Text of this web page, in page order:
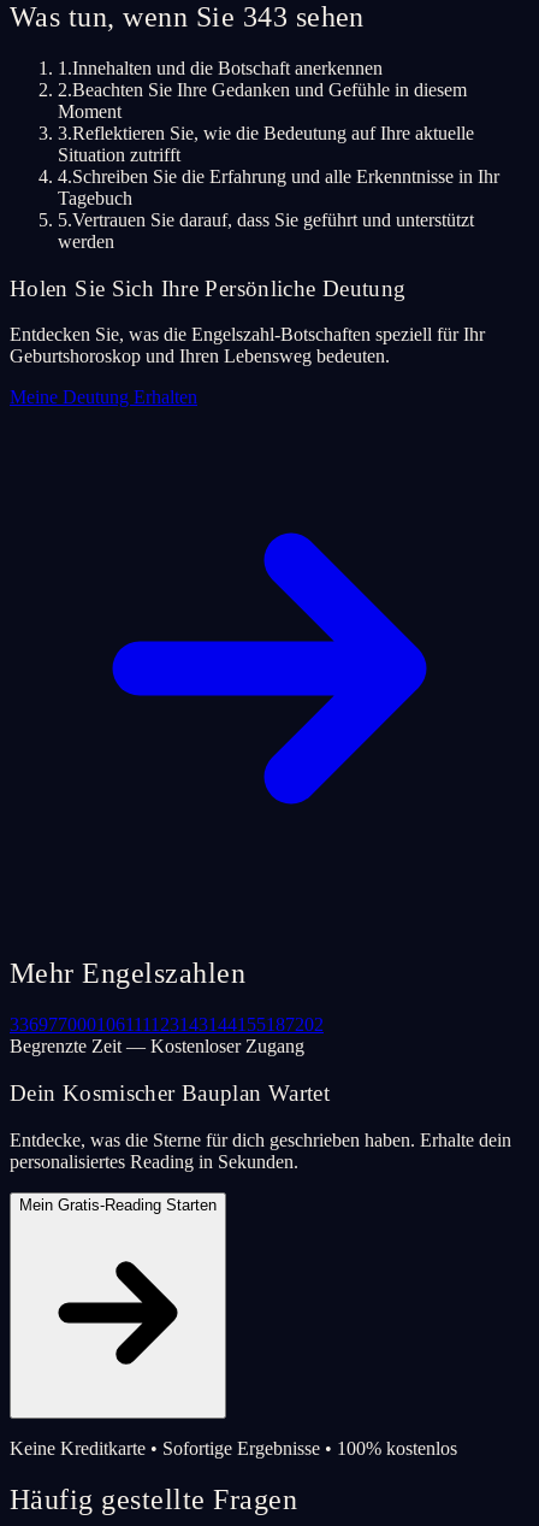
Was tun, wenn Sie 343 sehen
1.Innehalten und die Botschaft anerkennen
2.Beachten Sie Ihre Gedanken und Gefühle in diesem
Moment
3.Reflektieren Sie, wie die Bedeutung auf Ihre aktuelle
Situation zutrifft
4.Schreiben Sie die Erfahrung und alle Erkenntnisse in Ihr
Tagebuch
5.Vertrauen Sie darauf, dass Sie geführt und unterstützt
werden
Holen Sie Sich Ihre Persönliche Deutung
Entdecken Sie, was die Engelszahl-Botschaften speziell für Ihr
Geburtshoroskop und Ihren Lebensweg bedeuten.
Meine Deutung Erhalten
Mehr Engelszahlen
336977000106111123143144155187202
Begrenzte Zeit — Kostenloser Zugang
Dein Kosmischer Bauplan Wartet
Entdecke, was die Sterne für dich geschrieben haben. Erhalte dein
personalisiertes Reading in Sekunden.
Mein Gratis-Reading Starten
Keine Kreditkarte • Sofortige Ergebnisse • 100% kostenlos
Häufig gestellte Fragen